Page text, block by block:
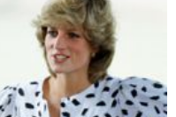
სასჯელი
ჩვენ ნია იმნაძეს არ
იმას, რომ ეუბნება:
ეს დაკვეთაა, ჩვენ
რუსეთისა და
სანქციების
პაკეტს” მხარი